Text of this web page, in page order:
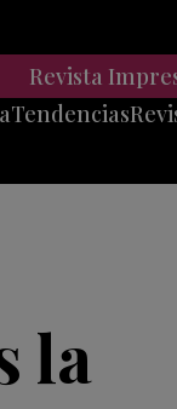
Tendencias
Viajes
Tech
Revista
la